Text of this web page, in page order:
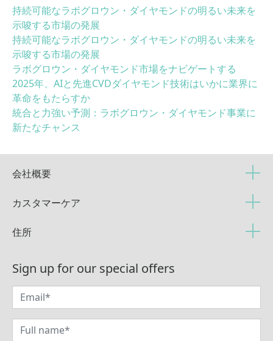
持続可能なラボグロウン・ダイヤモンドの明るい未来を
示唆する市場の発展
持続可能なラボグロウン・ダイヤモンドの明るい未来を
示唆する市場の発展
ラボグロウン・ダイヤモンド市場をナビゲートする
2025年、AIと先進CVDダイヤモンド技術はいかに業界に
革命をもたらすか
統合と力強い予測：ラボグロウン・ダイヤモンド事業に
新たなチャンス
会社概要
カスタマーケア
住所
Sign up for our special offers